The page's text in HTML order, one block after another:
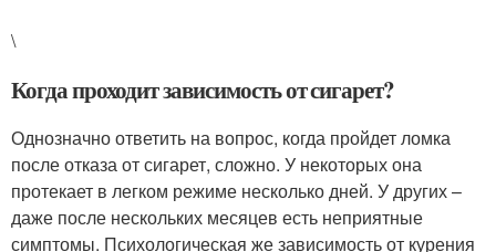
\
Когда проходит зависимость от сигарет?
Однозначно ответить на вопрос, когда пройдет ломка
после отказа от сигарет, сложно. У некоторых она
протекает в легком режиме несколько дней. У других –
даже после нескольких месяцев есть неприятные
симптомы. Психологическая же зависимость от курения